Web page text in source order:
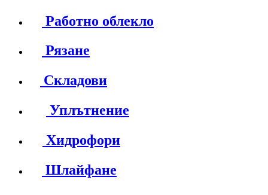
Работно облекло
Рязане
Складови
Уплътнение
Хидрофори
Шлайфане